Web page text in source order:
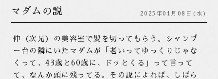
マダムの説 2025年01月08日(水)
伸（次兄）の美容室で髪を切ってもらう。シャンプ
ー台の隣にいたマダムが「老いってゆっくりじゃな
くって、43歳と60歳に、ドッとくる」って言って
て、なんか頭に残ってる。その説によれば、しばら